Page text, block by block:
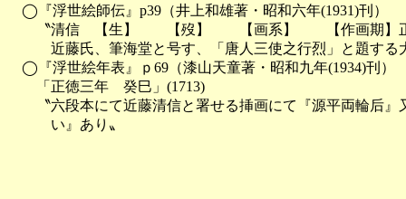
◯『浮世絵師伝』p39（井上和雄著・昭和六年(1931)刊）
〝清信　【生】　　【歿】　　【画系】　　【作画期】
近藤氏、筆海堂と号す、「唐人三使之行烈」と題する
◯『浮世絵年表』ｐ69（漆山天童著・昭和九年(1934)刊）
「正徳三年　癸巳」(1713)
〝六段本にて近藤清信と署せる挿画にて『源平両輪后』